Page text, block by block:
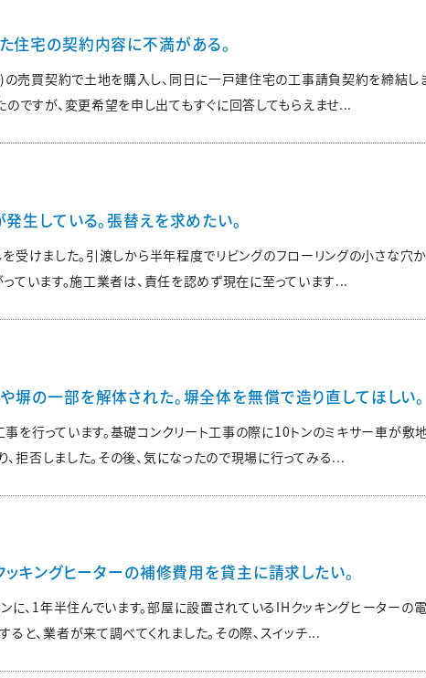
住宅の契約内容に不満がある。
買契約で土地を購入し、同日に一戸建住宅の工事請負契約を締結し
ですが、変更希望を申し出てもすぐに回答してもらえませ...
生している。張替えを求めたい。
受けました。引渡しから半年程度でリビングのフローリングの小さな穴
ています。施工業者は、責任を認めず現在に至っています...
塀の一部を解体された。塀全体を無償で造り直してほしい。
を行っています。基礎コンクリート工事の際に10トンのミキサー車が
拒否しました。その後、気になったので現場に行ってみる...
キングヒーターの補修費用を貸主に請求したい。
に、1年半住んでいます。部屋に設置されているIHクッキングヒーターの
と、業者が来て調べてくれました。その際、スイッチ...